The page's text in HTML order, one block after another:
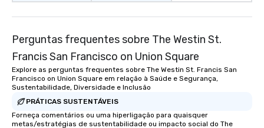
Our tours offer an
entertainment. All
who leads the group
offering engaging
fascinating stories.
interactive
Different Types of
Perguntas frequentes sobre The Westin St.
Francis San Francisco on Union Square
Explore as perguntas frequentes sobre The Westin St. Francis San
Francisco on Union Square em relação à Saúde e Segurança,
Sustentabilidade, Diversidade e Inclusão
PRÁTICAS SUSTENTÁVEIS
Forneça comentários ou uma hiperligação para quaisquer
metas/estratégias de sustentabilidade ou impacto social do The